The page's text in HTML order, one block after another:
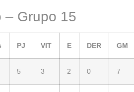
– Grupo 15
PJ VIT E DER GM
5 3 2 0 7